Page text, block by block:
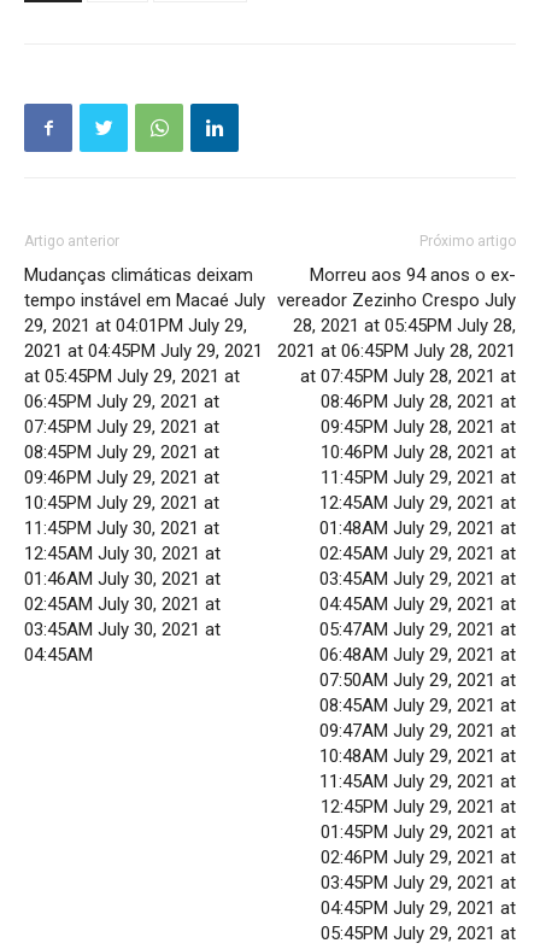
Artigo anterior
Mudanças climáticas deixam
tempo instável em Macaé July
29, 2021 at 04:01PM July 29,
2021 at 04:45PM July 29, 2021
at 05:45PM July 29, 2021 at
06:45PM July 29, 2021 at
07:45PM July 29, 2021 at
08:45PM July 29, 2021 at
09:46PM July 29, 2021 at
10:45PM July 29, 2021 at
11:45PM July 30, 2021 at
12:45AM July 30, 2021 at
01:46AM July 30, 2021 at
02:45AM July 30, 2021 at
03:45AM July 30, 2021 at
04:45AM
Próximo artigo
Morreu aos 94 anos o ex-
vereador Zezinho Crespo July
28, 2021 at 05:45PM July 28,
2021 at 06:45PM July 28, 2021
at 07:45PM July 28, 2021 at
08:46PM July 28, 2021 at
09:45PM July 28, 2021 at
10:46PM July 28, 2021 at
11:45PM July 29, 2021 at
12:45AM July 29, 2021 at
01:48AM July 29, 2021 at
02:45AM July 29, 2021 at
03:45AM July 29, 2021 at
04:45AM July 29, 2021 at
05:47AM July 29, 2021 at
06:48AM July 29, 2021 at
07:50AM July 29, 2021 at
08:45AM July 29, 2021 at
09:47AM July 29, 2021 at
10:48AM July 29, 2021 at
11:45AM July 29, 2021 at
12:45PM July 29, 2021 at
01:45PM July 29, 2021 at
02:46PM July 29, 2021 at
03:45PM July 29, 2021 at
04:45PM July 29, 2021 at
05:45PM July 29, 2021 at